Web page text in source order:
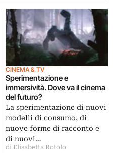
CINEMA & TV
Sperimentazione e
immersività. Dove va il cinema
del futuro?
La sperimentazione di nuovi
modelli di consumo, di
nuove forme di racconto e
di nuovi…
di Elisabetta Rotolo